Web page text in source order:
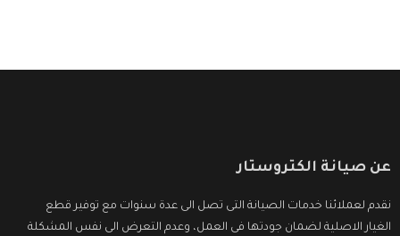
عن صيانة الكتروستار
نقدم لعملائنا خدمات الصيانة التى تصل الى عدة سنوات مع توفير قطع
الغيار الاصلية لضمان جودتها فى العمل، وعدم التعرض الى نفس المشكلة